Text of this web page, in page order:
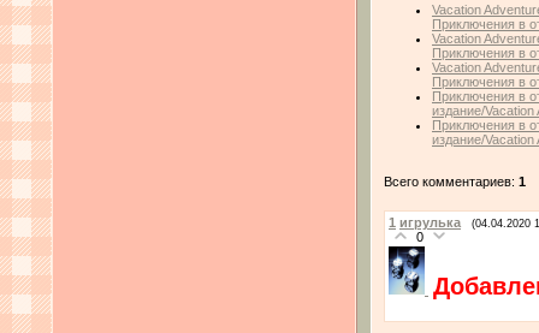
Vacation
Приключения в
Vacation
Приключения в
Vacation
Приключения в
Приключения в
издание/
Приключения в
издание/
Всего комментариев: 1
1 игрулька (04.04.2020
0